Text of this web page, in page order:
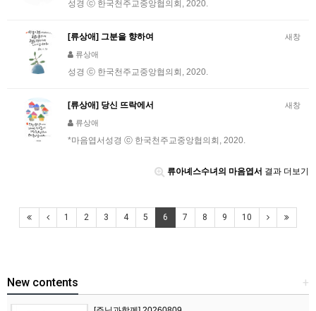
성경 ⓒ 한국천주교중앙협의회, 2020.
새창
[류상애] 그분을 향하여
류상애
성경 ⓒ 한국천주교중앙협의회, 2020.
새창
[류상애] 당신 뜨락에서
류상애
*마음엽서성경 ⓒ 한국천주교중앙협의회, 2020.
류아녜스수녀의 마음엽서 결과 더보기
1 2 3 4 5 6 7 8 9 10
+
New contents